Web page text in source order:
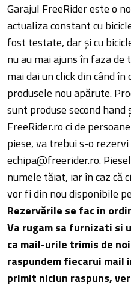
Garajul FreeRider este o
actualiza constant cu
fost testate, dar și cu
nu au mai ajuns în faza de
mai dai un click din când
produsele nou apărute.
sunt produse second hand
FreeRider.ro ci de
piese, va trebui s-o
echipa@freerider.ro.
numele tăiat, iar în caz că
vor fi din nou disponibile
Rezervările se fac în
Va rugam sa furnizati si
ca mail-urile trimis de
raspundem fiecarui mail
primit niciun raspuns,